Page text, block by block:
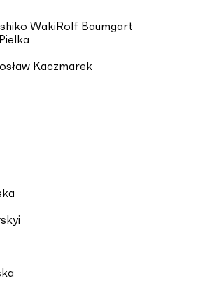
Waki Rolf Baumgart
Kaczmarek